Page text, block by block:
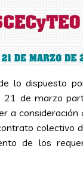
lo dispuesto
21 de marzo
a
colectivo
de los